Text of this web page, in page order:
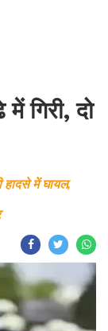
गिरी, दो
हादसे में घायल,